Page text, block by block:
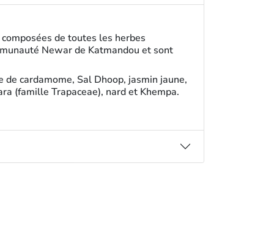
de toutes les herbes
Newar de Katmandou et sont
cardamome, Sal Dhoop, jasmin jaune,
(famille Trapaceae), nard et Khempa.